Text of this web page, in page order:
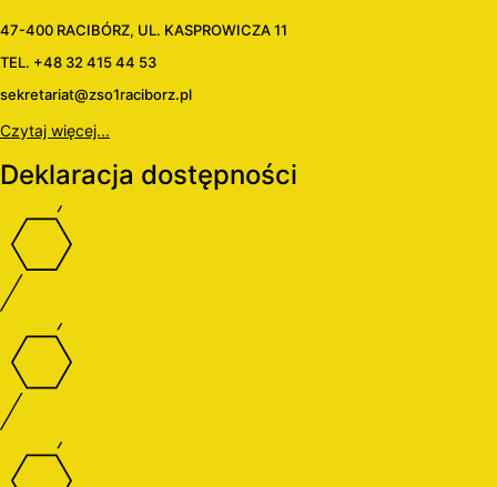
47-400 RACIBÓRZ, UL. KASPROWICZA 11
TEL. +48 32 415 44 53
sekretariat@zso1raciborz.pl
Czytaj więcej...
Deklaracja dostępności